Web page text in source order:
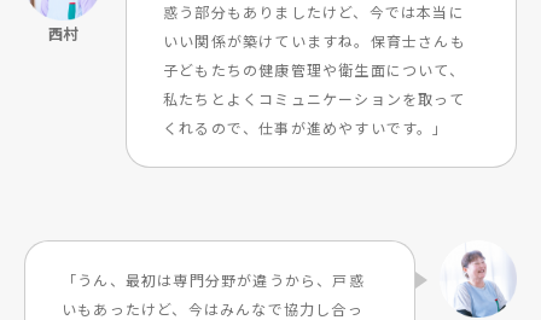
惑う部分もありましたけど、今では本当に
いい関係が築けていますね。保育士さんも
子どもたちの健康管理や衛生面について、
私たちとよくコミュニケーションを取って
くれるので、仕事が進めやすいです。」
「うん、最初は専門分野が違うから、戸惑
いもあったけど、今はみんなで協力し合っ